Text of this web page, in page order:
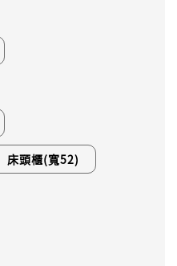
床頭櫃(寬52)